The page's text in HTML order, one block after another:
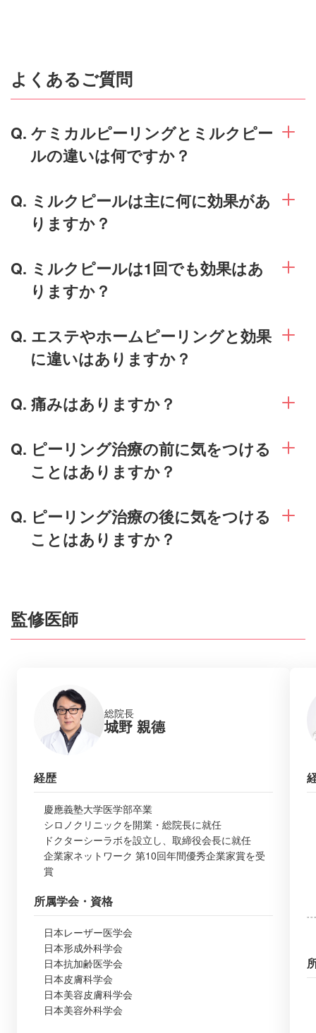
よくあるご質問
Q. ケミカルピーリングとミルクピー
ルの違いは何ですか？
Q. ミルクピールは主に何に効果があ
りますか？
Q. ミルクピールは1回でも効果はあ
りますか？
Q. エステやホームピーリングと効果
に違いはありますか？
Q. 痛みはありますか？
Q. ピーリング治療の前に気をつける
ことはありますか？
Q. ピーリング治療の後に気をつける
ことはありますか？
監修医師
総院長
城野 親德
経歴
慶應義塾大学医学部卒業
シロノクリニックを開業・総院長に就任
ドクターシーラボを設立し、取締役会長に就任
企業家ネットワーク 第10回年間優秀企業家賞を受
賞
所属学会・資格
日本レーザー医学会
日本形成外科学会
日本抗加齢医学会
日本皮膚科学会
日本美容皮膚科学会
日本美容外科学会